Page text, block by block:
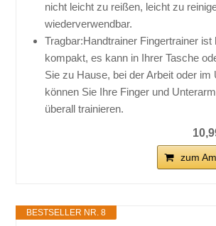
nicht leicht zu reißen, leicht zu
wiederverwendbar.
Tragbar:Handtrainer Fingertrainer ist
kompakt, es kann in Ihrer Tasche
Sie zu Hause, bei der Arbeit oder im
können Sie Ihre Finger und
überall trainieren.
zum
BESTSELLER NR. 8